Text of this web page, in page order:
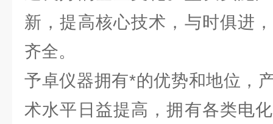
新，提高核心技术，与时俱进
齐全。
予卓仪器拥有*的优势和地位，
术水平日益提高，拥有各类电